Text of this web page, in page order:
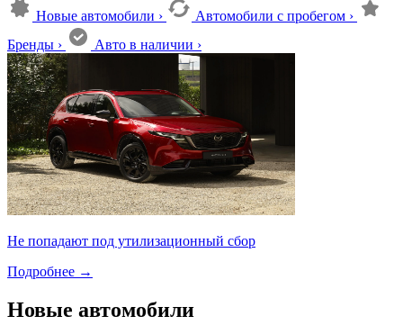
Новые автомобили › Автомобили с пробегом ›
Бренды › Авто в наличии ›
Не попадают под утилизационный сбор
Подробнее →
Новые автомобили